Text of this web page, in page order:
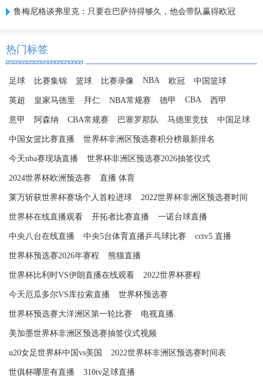
鲁梅尼格谈弗里克：只要在巴萨待得够久，他会带队赢得欧冠
热门标签
足球 比赛集锦 篮球 比赛录像 NBA 欧冠 中国篮球
英超 皇家马德里 拜仁 NBA常规赛 德甲 CBA 西甲
意甲 阿森纳 CBA常规赛 巴塞罗那队 马德里竞技 中国足球
中国女篮比赛直播 世界杯非洲区预选赛积分榜最新排名
今天nba赛现场直播 世界杯非洲区预选赛2026抽签仪式
2024世界杯欧洲预选赛 直播 体育
莱万斩获世界杯赛场个人首粒进球 2022世界杯非洲区预选赛时间
世界杯在线直播观看 开拓者比赛直播 一诺台球直播
中央八台在线直播 中央5台体育直播乒乓球比赛 cctv5 直播
世界杯预选赛2026年赛程 熊猫直播
世界杯比利时VS伊朗直播在线观看 2022世界杯赛程
今天厄瓜多尔VS库拉索直播 世界杯预选赛
世界杯预选赛大洋洲区第一轮比赛 电视直播.
美加墨世界杯非洲区预选赛抽签仪式视频
u20女足世界杯中国vs美国 2022世界杯非洲区预选赛时间表
世俱杯哪里有直播 310tv足球直播